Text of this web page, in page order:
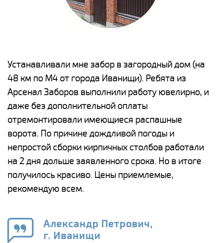
Устанавливали мне забор в загородный дом (на
48 км по М4 от города Иванищи). Ребята из
Арсенал Заборов выполнили работу ювелирно, и
даже без дополнительной оплаты
отремонтировали имеющиеся распашные
ворота. По причине дождливой погоды и
непростой сборки кирпичных столбов работали
на 2 дня дольше заявленного срока. Но в итоге
получилось красиво. Цены приемлемые,
рекомендую всем.
Александр Петрович,
г. Иванищи